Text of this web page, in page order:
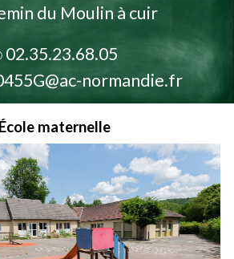
du Moulin à cuir
02.35.23.68.05
normandie.fr
École maternelle